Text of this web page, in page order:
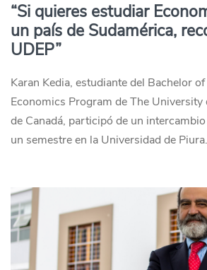
“Si quieres estudiar
un país de Sudamérica,
UDEP”
Karan Kedia, estudiante del Bachelor
Economics Program de The
de Canadá, participó de un
un semestre en la Universidad de Piura.